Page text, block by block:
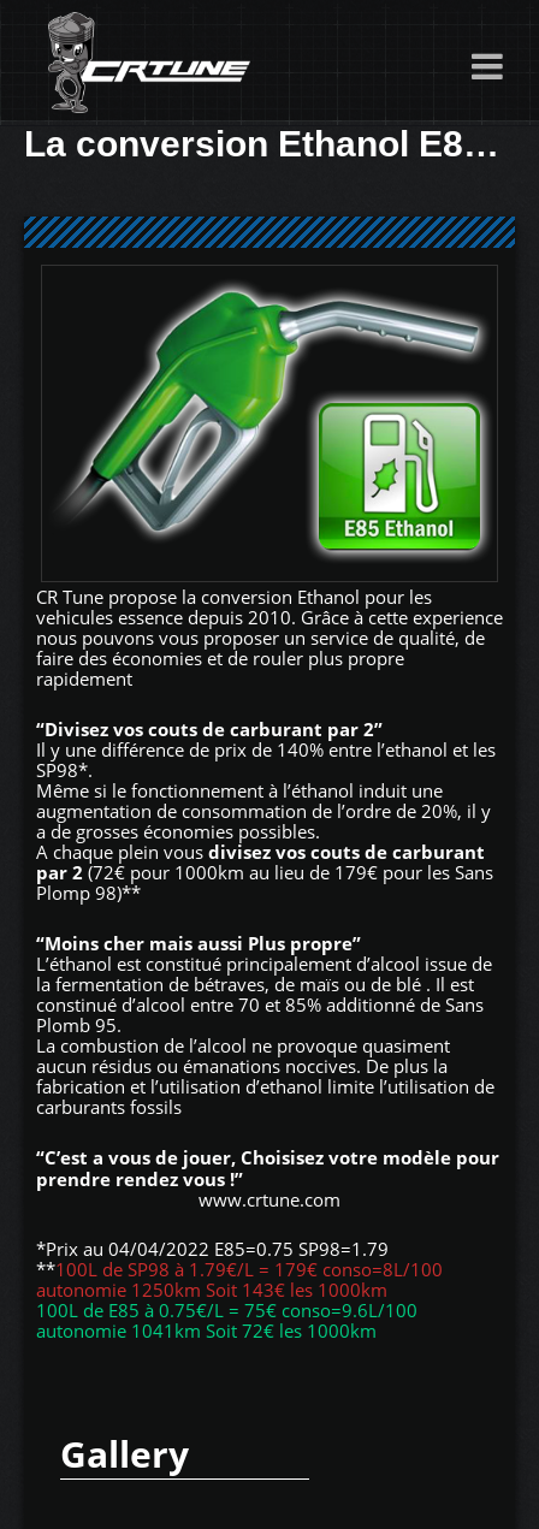
La conversion Ethanol E85. Roulez moins cher et plus propre
CR Tune propose la conversion Ethanol pour les
vehicules essence depuis 2010. Grâce à cette experience
nous pouvons vous proposer un service de qualité, de
faire des économies et de rouler plus propre
rapidement
“Divisez vos couts de carburant par 2”
Il y une différence de prix de 140% entre l’ethanol et les
SP98*.
Même si le fonctionnement à l’éthanol induit une
augmentation de consommation de l’ordre de 20%, il y
a de grosses économies possibles.
A chaque plein vous divisez vos couts de carburant
par 2 (72€ pour 1000km au lieu de 179€ pour les Sans
Plomp 98)**
“Moins cher mais aussi Plus propre”
L’éthanol est constitué principalement d’alcool issue de
la fermentation de bétraves, de maïs ou de blé . Il est
constinué d’alcool entre 70 et 85% additionné de Sans
Plomb 95.
La combustion de l’alcool ne provoque quasiment
aucun résidus ou émanations noccives. De plus la
fabrication et l’utilisation d’ethanol limite l’utilisation de
carburants fossils
“C’est a vous de jouer, Choisisez votre modèle pour
prendre rendez vous !”
www.crtune.com
*Prix au 04/04/2022 E85=0.75 SP98=1.79
**100L de SP98 à 1.79€/L = 179€ conso=8L/100
autonomie 1250km Soit 143€ les 1000km
100L de E85 à 0.75€/L = 75€ conso=9.6L/100
autonomie 1041km Soit 72€ les 1000km
Gallery